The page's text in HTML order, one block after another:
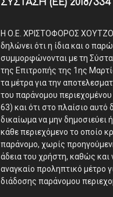
ΣΎΣΤΑΣΗ (ΕΕ) 2018/334
Η Ο.Ε. ΧΡΙΣΤΟΦΟΡΟΣ
δηλώνει ότι η ίδια και ο
συμμορφώνονται με τη
της Επιτροπής της 1ης
τα μέτρα για την
του παράνομου περιεχομένου
63) και ότι στο πλαίσιο αυτό
δικαίωμα να μην δημοσιεύει
κάθε περιεχόμενο το οποίο
παράνομο, χωρίς
άδεια του χρήστη, καθώς και
αναγκαίο προληπτικό μέτρο
διάδοσης παράνομου